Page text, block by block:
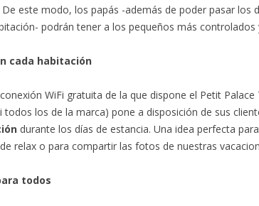
este modo, los papás -además de poder pasar los
podrán tener a los pequeños más controlados
cada habitación
WiFi gratuita de la que dispone el Petit
todos los de la marca) pone a disposición de sus
durante los días de estancia. Una idea perfecta
relax o para compartir las fotos de nuestras
todos